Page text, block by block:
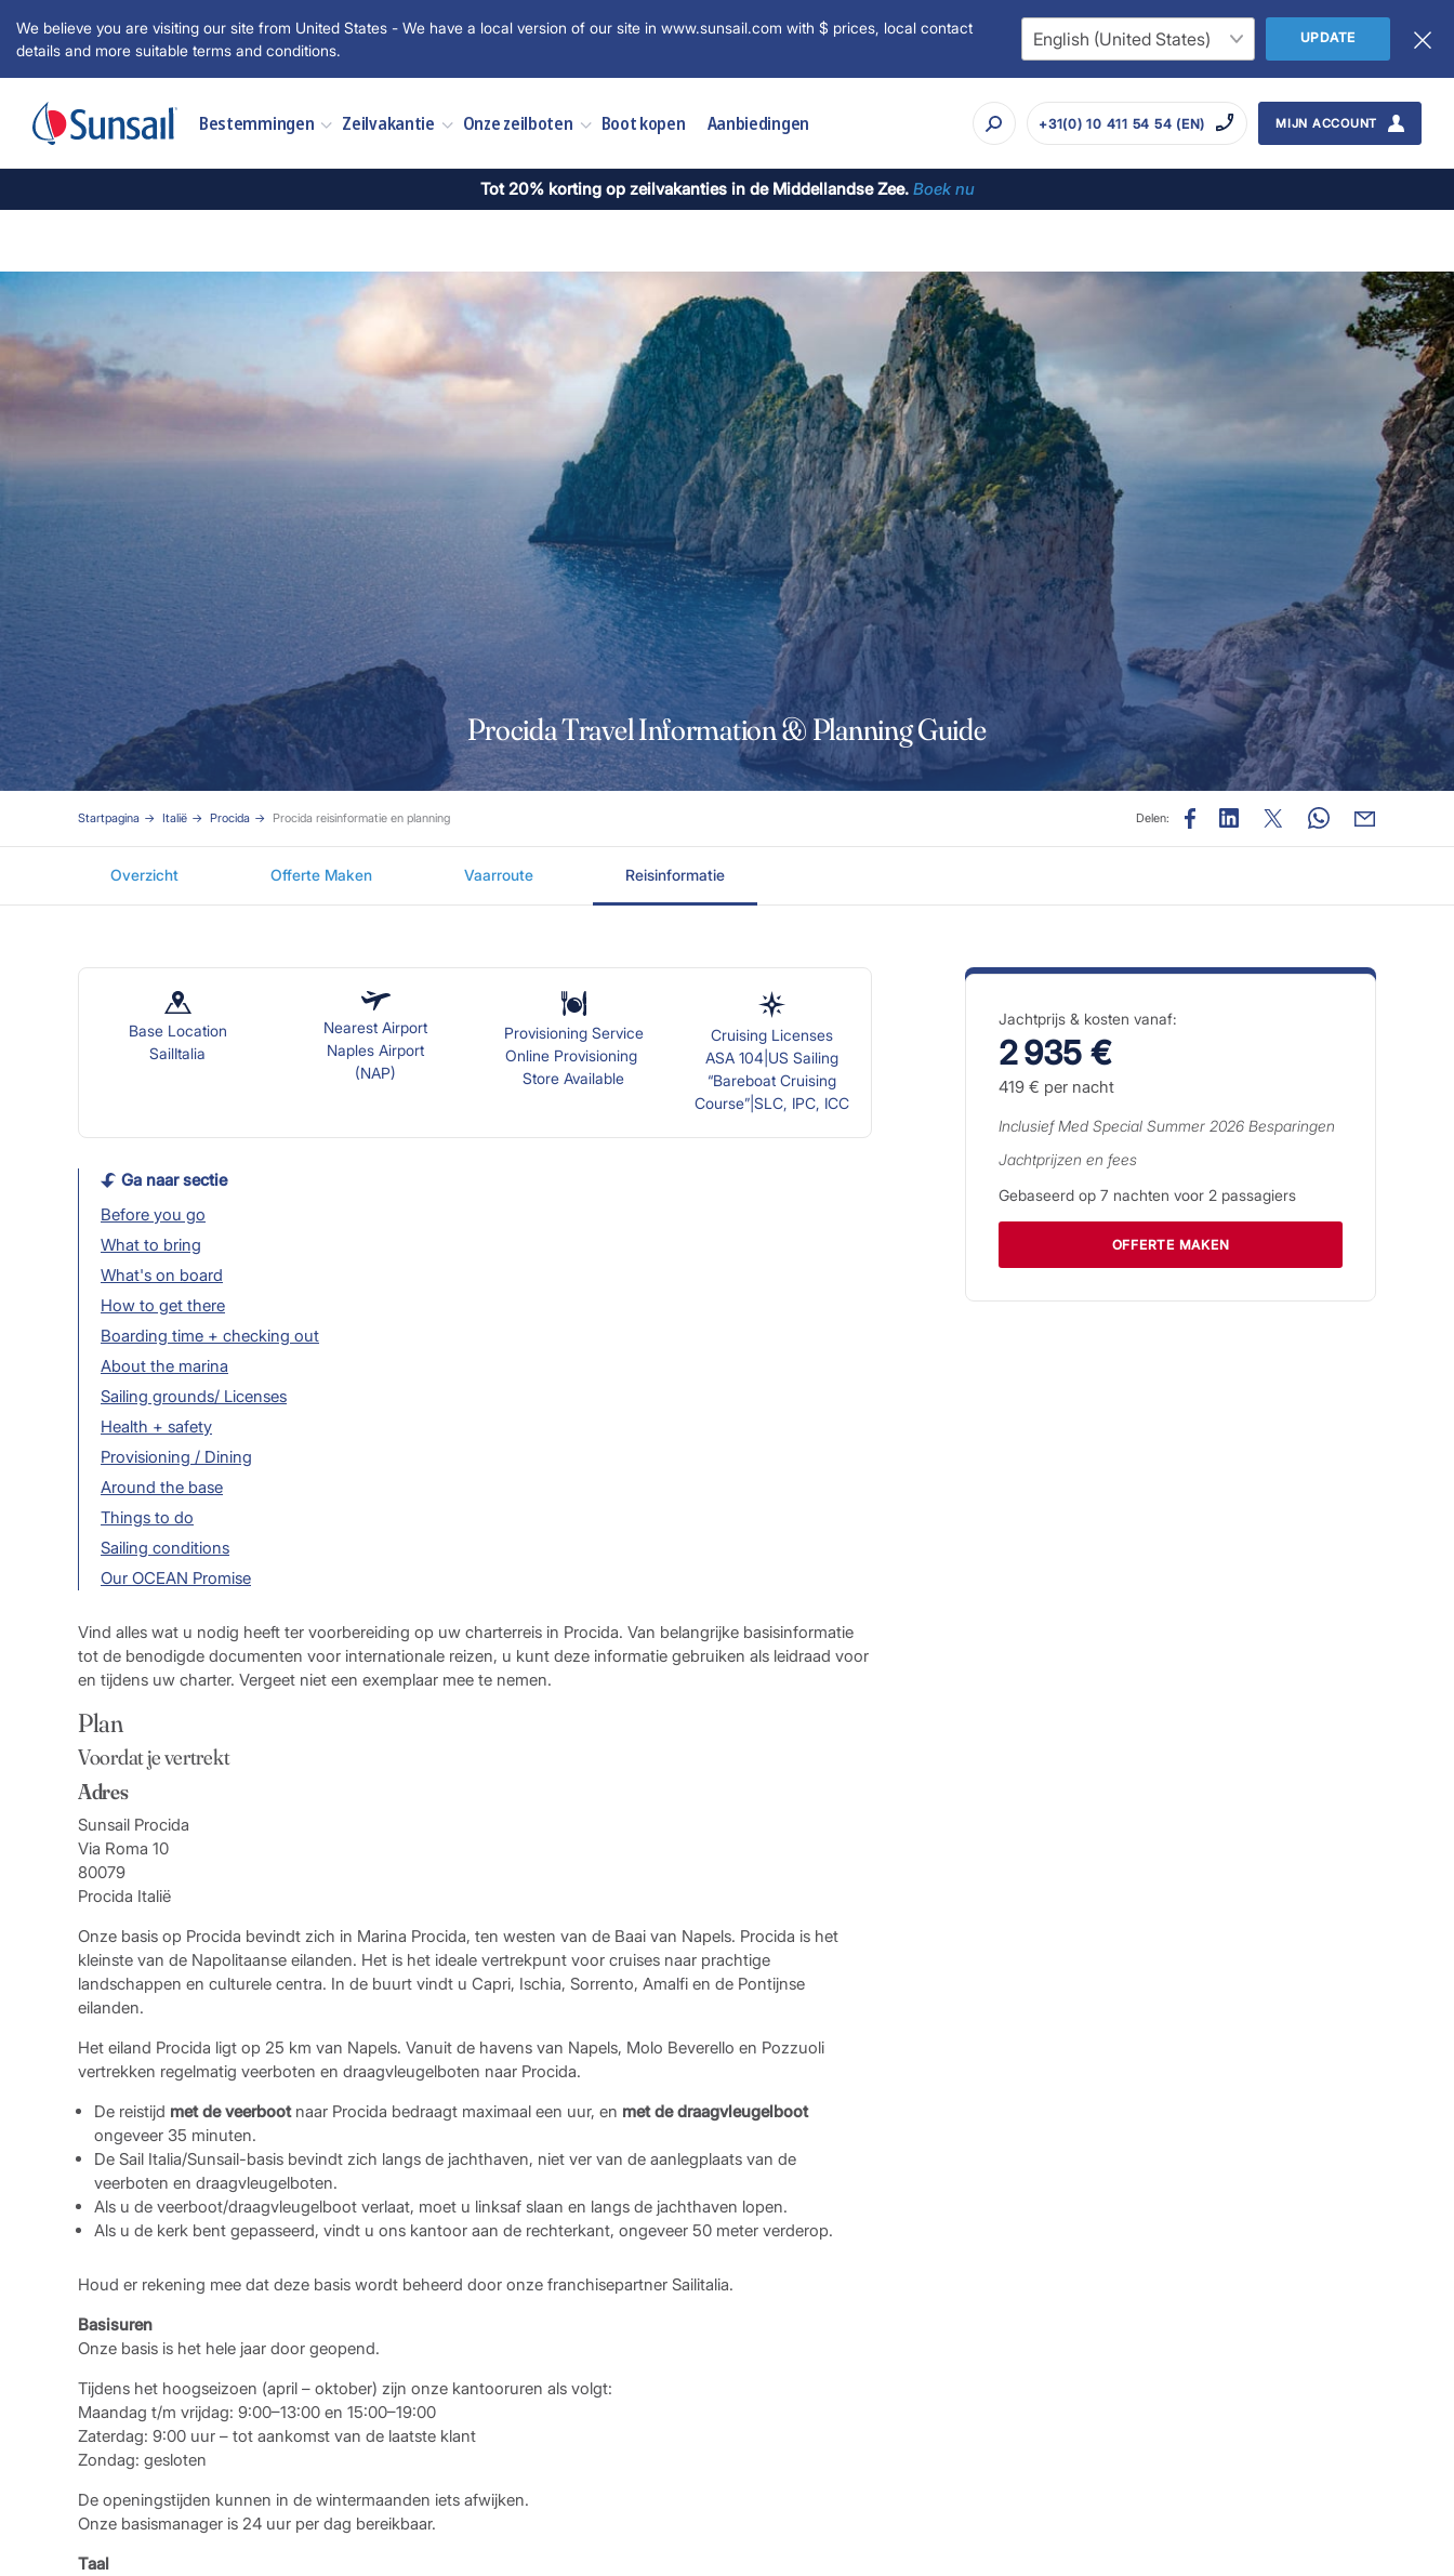
We believe you are visiting our site from United States - We have a local version of our site in www.sunsail.com with $ prices, local contact
details and more suitable terms and conditions.
UPDATE
Bestemmingen Zeilvakantie Onze zeilboten Boot kopen Aanbiedingen +31(0) 10 411 54 54 (EN) MIJN ACCOUNT
Tot 20% korting op zeilvakanties in de Middellandse Zee. Boek nu
Procida Travel Information & Planning Guide
Startpagina Italië Procida Procida reisinformatie en planning Delen:
Overzicht Offerte Maken Vaarroute Reisinformatie
Base Location
SailItalia
Nearest Airport
Naples Airport
(NAP)
Provisioning Service
Online Provisioning
Store Available
Cruising Licenses
ASA 104|US Sailing
“Bareboat Cruising
Course”|SLC, IPC, ICC
Ga naar sectie
Before you go
What to bring
What's on board
How to get there
Boarding time + checking out
About the marina
Sailing grounds/ Licenses
Health + safety
Provisioning / Dining
Around the base
Things to do
Sailing conditions
Our OCEAN Promise
Vind alles wat u nodig heeft ter voorbereiding op uw charterreis in Procida. Van belangrijke basisinformatie
tot de benodigde documenten voor internationale reizen, u kunt deze informatie gebruiken als leidraad voor
en tijdens uw charter. Vergeet niet een exemplaar mee te nemen.
Plan
Voordat je vertrekt
Adres
Sunsail Procida
Via Roma 10
80079
Procida Italië
Onze basis op Procida bevindt zich in Marina Procida, ten westen van de Baai van Napels. Procida is het
kleinste van de Napolitaanse eilanden. Het is het ideale vertrekpunt voor cruises naar prachtige
landschappen en culturele centra. In de buurt vindt u Capri, Ischia, Sorrento, Amalfi en de Pontijnse
eilanden.
Het eiland Procida ligt op 25 km van Napels. Vanuit de havens van Napels, Molo Beverello en Pozzuoli
vertrekken regelmatig veerboten en draagvleugelboten naar Procida.
De reistijd met de veerbootnaar Procida bedraagt ​​maximaal een uur, en met de draagvleugelboot
ongeveer 35 minuten.
De Sail Italia/Sunsail-basis bevindt zich langs de jachthaven, niet ver van de aanlegplaats van de
veerboten en draagvleugelboten.
Als u de veerboot/draagvleugelboot verlaat, moet u linksaf slaan en langs de jachthaven lopen.
Als u de kerk bent gepasseerd, vindt u ons kantoor aan de rechterkant, ongeveer 50 meter verderop.
Houd er rekening mee dat deze basis wordt beheerd door onze franchisepartner Sailitalia.
Basisuren
Onze basis is het hele jaar door geopend.
Tijdens het hoogseizoen (april – oktober) zijn onze kantooruren als volgt:
Maandag t/m vrijdag: 9:00–13:00 en 15:00–19:00
Zaterdag: 9:00 uur – tot aankomst van de laatste klant
Zondag: gesloten
De openingstijden kunnen in de wintermaanden iets afwijken.
Onze basismanager is 24 uur per dag bereikbaar.
Taal
Jachtprijs & kosten vanaf:
2 935 €
419 € per nacht
InclusiefMed Special Summer 2026 Besparingen
Jachtprijzen en fees
Gebaseerd op 7 nachten voor 2 passagiers
OFFERTE MAKEN